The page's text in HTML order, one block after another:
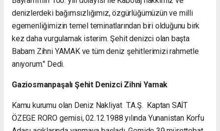
denizlerdeki bağımsızlığımız, özgürlüğümüzün ve milli
egemenliğimizin temel teminatlarından biri olduğunu birk
kez daha vurgulamak isterim. Şehit denizci olan başta
Babam Zihni YAMAK ve tüm deniz şehitlerimizi rahmetle
anıyorum." Dedi.
Gaziosmanpaşalı Şehit Denizci Zihni Yamak
Kamu kurumu olan Deniz Nakliyat T.A.Ş. Kaptan SAİT
ÖZEGE RORO gemisi, 02.12.1988 yılında Yunanistan Korfu